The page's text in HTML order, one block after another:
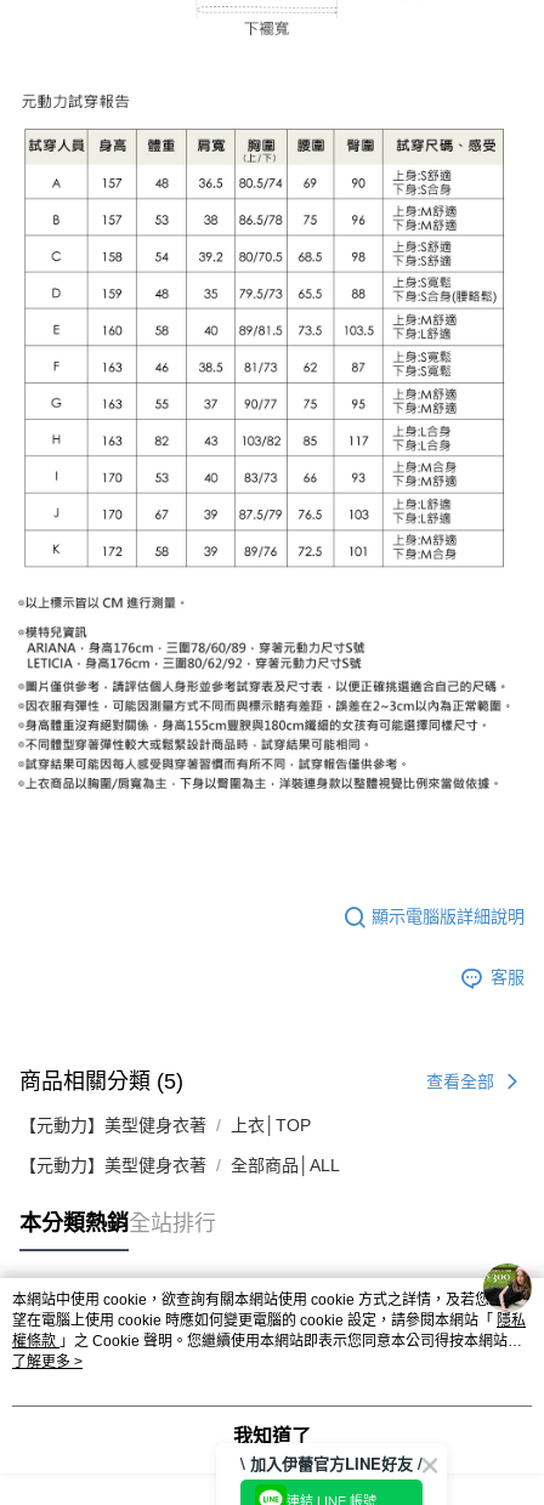
顯示電腦版詳細說明
客服
商品相關分類 (5) 查看全部
【元動力】美型健身衣著 上衣│TOP
【元動力】美型健身衣著 全部商品│ALL
本分類熱銷全站排行
熱門標籤
本網站中使用 cookie，欲查詢有關本網站使用 cookie 方式之詳情，及若您不希
望在電腦上使用 cookie 時應如何變更電腦的 cookie 設定，請參閱本網站「 隱私
權條款 」之 Cookie 聲明。您繼續使用本網站即表示您同意本公司得按本網站使
用條款之 Cookie 聲明使用 cookie。
了解更多 >
我知道了
\ 加入伊蕾官方LINE好友 /
連結 LINE 帳號